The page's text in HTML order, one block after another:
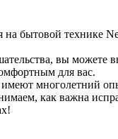
бытовой технике
вы
для вас.
многолетний
как важна